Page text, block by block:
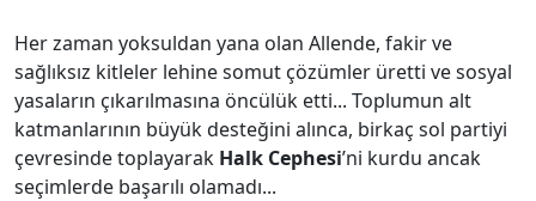
Her zaman yoksuldan yana olan Allende, fakir ve
sağlıksız kitleler lehine somut çözümler üretti ve sosyal
yasaların çıkarılmasına öncülük etti... Toplumun alt
katmanlarının büyük desteğini alınca, birkaç sol partiyi
çevresinde toplayarak Halk Cephesi’ni kurdu ancak
seçimlerde başarılı olamadı...